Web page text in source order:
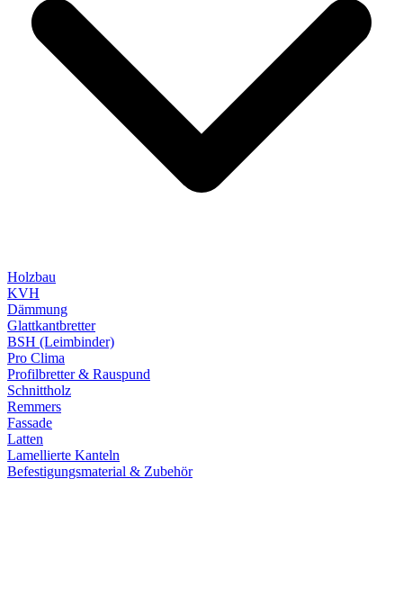
Holzbau
KVH
Dämmung
Glattkantbretter
BSH (Leimbinder)
Pro Clima
Profilbretter & Rauspund
Schnittholz
Remmers
Fassade
Latten
Lamellierte Kanteln
Befestigungsmaterial & Zubehör